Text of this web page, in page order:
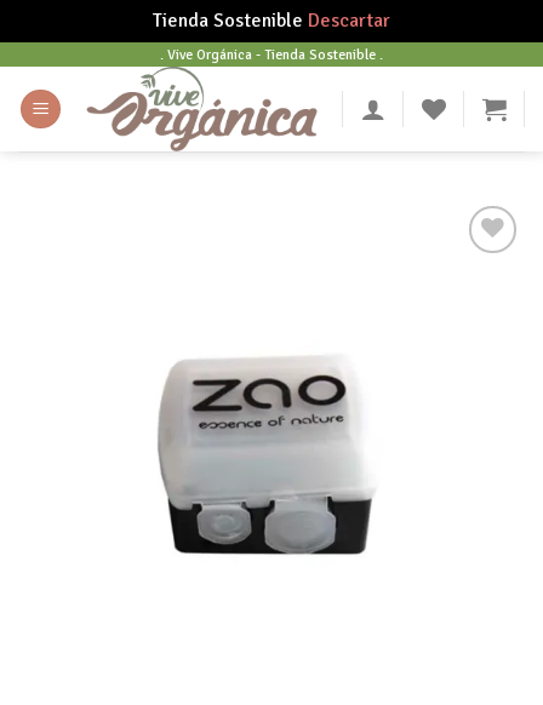
Tienda Sostenible Descartar
content
. Vive Orgánica - Tienda Sostenible .